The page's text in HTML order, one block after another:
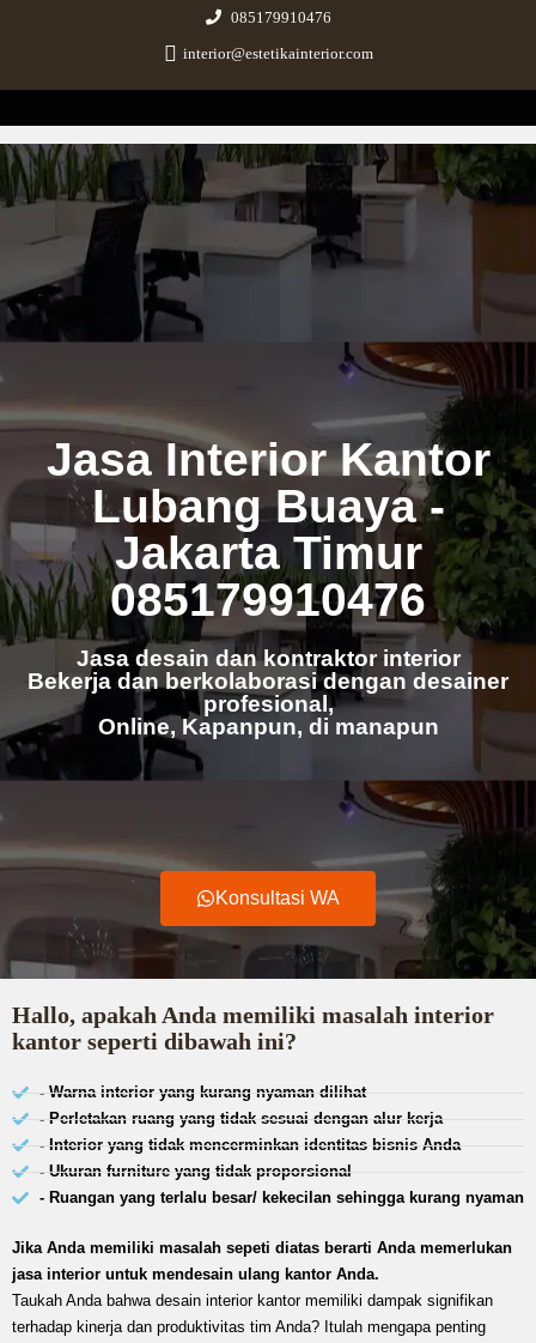
085179910476
interior@estetikainterior.com
Estetika Interior
Design & Build Consultant
Jasa Interior Kantor
Lubang Buaya -
Jakarta Timur
085179910476
Jasa desain dan kontraktor interior
Bekerja dan berkolaborasi dengan desainer
profesional,
Online, Kapanpun, di manapun
Konsultasi WA
Hallo, apakah Anda memiliki masalah interior
kantor seperti dibawah ini?
- Warna interior yang kurang nyaman dilihat
- Perletakan ruang yang tidak sesuai dengan alur kerja
- Interior yang tidak mencerminkan identitas bisnis Anda
- Ukuran furniture yang tidak proporsional
- Ruangan yang terlalu besar/ kekecilan sehingga kurang nyaman
Jika Anda memiliki masalah sepeti diatas berarti Anda memerlukan
jasa interior untuk mendesain ulang kantor Anda.
Taukah Anda bahwa desain interior kantor memiliki dampak signifikan
terhadap kinerja dan produktivitas tim Anda? Itulah mengapa penting